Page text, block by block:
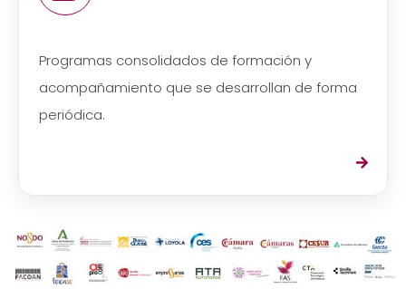
Programas consolidados de formación y
acompañamiento que se desarrollan de forma
periódica.